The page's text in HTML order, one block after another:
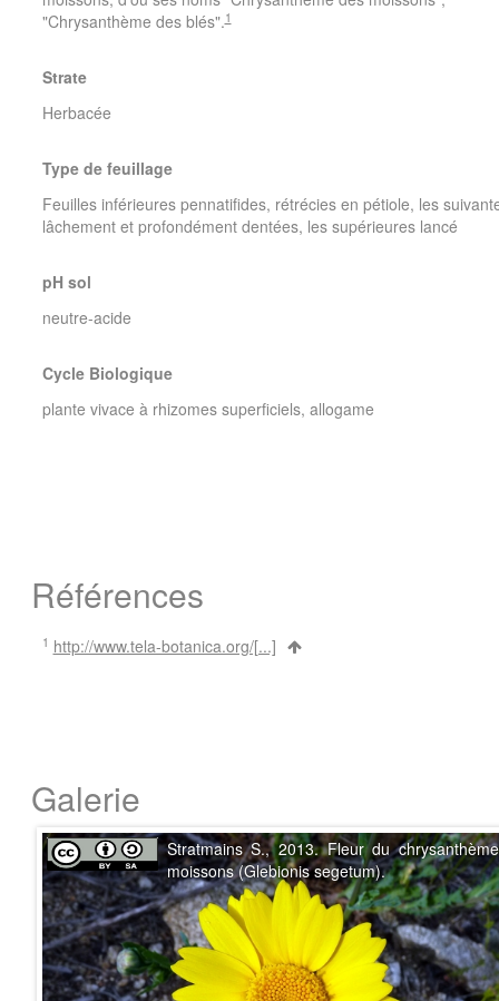
"Chrysanthème des blés".1
Strate
Herbacée
Type de feuillage
Feuilles inférieures pennatifides, rétrécies en pétiole, les
lâchement et profondément dentées, les supérieures lancé
pH sol
neutre-acide
Cycle Biologique
plante vivace à rhizomes superficiels, allogame
Références
1 http://www.tela-botanica.org/[...]
Galerie
Stratmains S., 2013. Fleur du
moissons (Glebionis segetum).